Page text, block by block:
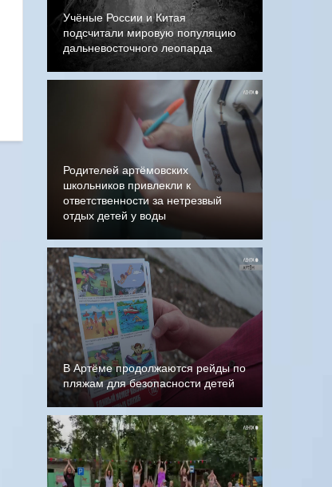
Учёные России и Китая
подсчитали мировую популяцию
дальневосточного леопарда
Родителей артёмовских
школьников привлекли к
ответственности за нетрезвый
отдых детей у воды
В Артёме продолжаются рейды по
пляжам для безопасности детей